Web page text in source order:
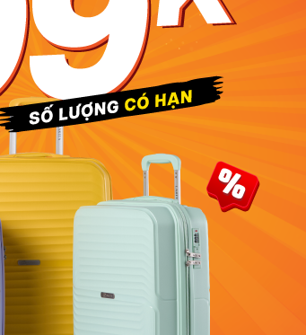
lý sẽ có giá khác nhau. Ảnh: BestPrice
khổ trên chuyến bay Vietjet